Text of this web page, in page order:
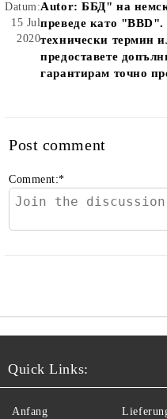
Datum:
15 Jul
2020
Autor: ББД" на
преведе като
технически термин
предоставете
гарантирам точно
Post comment
Comment:*
Quick Links:
Anfang